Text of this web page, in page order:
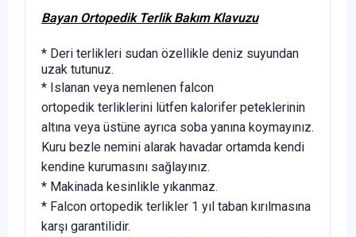
Bayan Ortopedik Terlik Bakım Klavuzu
* Deri terlikleri sudan özellikle deniz suyundan
uzak tutunuz.
* Islanan veya nemlenen falcon
ortopedik terliklerini lütfen kalorifer peteklerinin
altına veya üstüne ayrıca soba yanına koymayınız.
Kuru bezle nemini alarak havadar ortamda kendi
kendine kurumasını sağlayınız.
* Makinada kesinlikle yıkanmaz.
* Falcon ortopedik terlikler 1 yıl taban kırılmasına
karşı garantilidir.